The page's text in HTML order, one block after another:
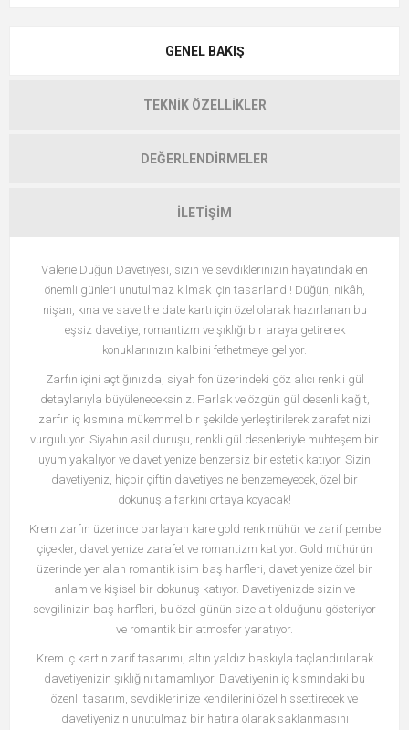
GENEL BAKIŞ
TEKNIK ÖZELLIKLER
DEĞERLENDIRMELER
İLETIŞIM
Valerie Düğün Davetiyesi, sizin ve sevdiklerinizin hayatındaki en
önemli günleri unutulmaz kılmak için tasarlandı! Düğün, nikâh,
nişan, kına ve save the date kartı için özel olarak hazırlanan bu
eşsiz davetiye, romantizm ve şıklığı bir araya getirerek
konuklarınızın kalbini fethetmeye geliyor.
Zarfın içini açtığınızda, siyah fon üzerindeki göz alıcı renkli gül
detaylarıyla büyüleneceksiniz. Parlak ve özgün gül desenli kağıt,
zarfın iç kısmına mükemmel bir şekilde yerleştirilerek zarafetinizi
vurguluyor. Siyahın asil duruşu, renkli gül desenleriyle muhteşem bir
uyum yakalıyor ve davetiyenize benzersiz bir estetik katıyor. Sizin
davetiyeniz, hiçbir çiftin davetiyesine benzemeyecek, özel bir
dokunuşla farkını ortaya koyacak!
Krem zarfın üzerinde parlayan kare gold renk mühür ve zarif pembe
çiçekler, davetiyenize zarafet ve romantizm katıyor. Gold mühürün
üzerinde yer alan romantik isim baş harfleri, davetiyenize özel bir
anlam ve kişisel bir dokunuş katıyor. Davetiyenizde sizin ve
sevgilinizin baş harfleri, bu özel günün size ait olduğunu gösteriyor
ve romantik bir atmosfer yaratıyor.
Krem iç kartın zarif tasarımı, altın yaldız baskıyla taçlandırılarak
davetiyenizin şıklığını tamamlıyor. Davetiyenin iç kısmındaki bu
özenli tasarım, sevdiklerinize kendilerini özel hissettirecek ve
davetiyenizin unutulmaz bir hatıra olarak saklanmasını